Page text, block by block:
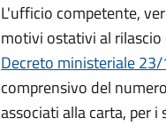
L'ufficio competente,
motivi ostativi al
Decreto ministeriale
comprensivo del
associati alla carta, per i